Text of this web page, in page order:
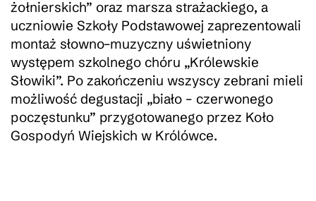
żołnierskich” oraz marsza strażackiego, a
uczniowie Szkoły Podstawowej zaprezentowali
montaż słowno–muzyczny uświetniony
występem szkolnego chóru „Królewskie
Słowiki”. Po zakończeniu wszyscy zebrani mieli
możliwość degustacji „biało – czerwonego
poczęstunku” przygotowanego przez Koło
Gospodyń Wiejskich w Królówce.